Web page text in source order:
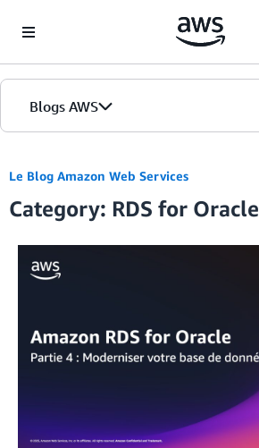
Blogs AWS
Accueil
Éditions
Le Blog Amazon Web Services
Category: RDS for Oracle